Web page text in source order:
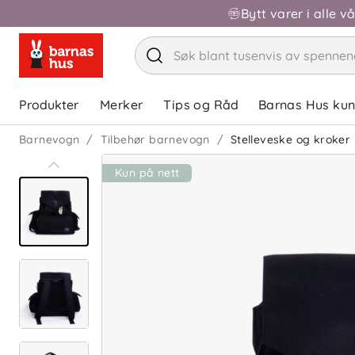
Bytt varer i alle
Produkter Merker Tips og Råd Barnas Hus
Barnevogn Tilbehør barnevogn Stelleveske og kroker
Kun på nett